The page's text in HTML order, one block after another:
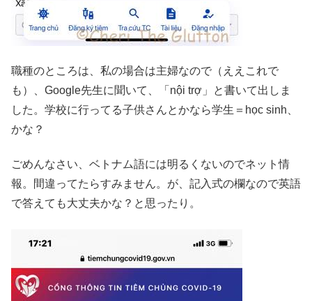
職種のところは、私の場合は主婦なので（ええこれで
も）、Google先生に聞いて、「nội trợ」と書いて出しま
した。学校に行ってる子供さんとかなら学生＝học sinh、
かな？
ごめんなさい、ベトナム語には明るくないのでネット情
報。間違ってたらすみません。が、記入式の欄なので英語
で答えても大丈夫かな？と思ったり。